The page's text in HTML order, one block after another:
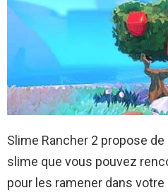
Slime Rancher 2 propose
slime que vous pouvez
pour les ramener dans